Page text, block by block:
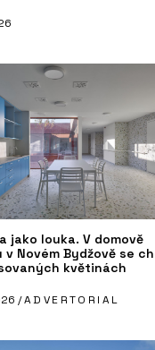
jako louka. V domově
v Novém Bydžově se
květinách
/ADVERTORIAL